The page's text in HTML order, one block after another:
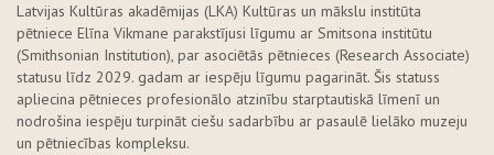
Latvijas Kultūras akadēmijas (LKA) Kultūras un mākslu institūta
pētniece Elīna Vikmane parakstījusi līgumu ar Smitsona institūtu
(Smithsonian Institution), par asociētās pētnieces (Research Associate)
statusu līdz 2029. gadam ar iespēju līgumu pagarināt. Šis statuss
apliecina pētnieces profesionālo atzinību starptautiskā līmenī un
nodrošina iespēju turpināt ciešu sadarbību ar pasaulē lielāko muzeju
un pētniecības kompleksu.